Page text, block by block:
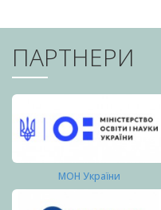
ПАРТНЕРИ
МОН України